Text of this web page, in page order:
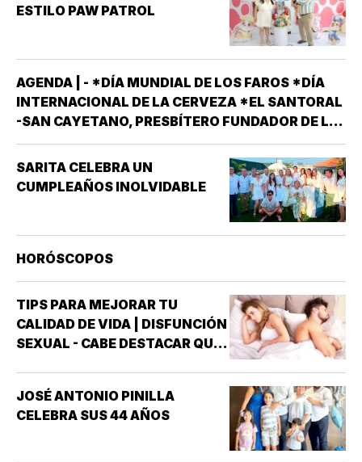
ESTILO PAW PATROL
AGENDA | - *DÍA MUNDIAL DE LOS FAROS *DÍA
INTERNACIONAL DE LA CERVEZA *EL SANTORAL
-SAN CAYETANO, PRESBÍTERO FUNDADOR DE LA
ORDEN DE LOS TEATINOS. SANTOS Y MÁRTIRES
SIXTO II PAPA MÁRTIR Y SUS DISCÍPULOS
FELICÍSIMO Y AGAPITO. SAN MIGUEL DE LA
SARITA CELEBRA UN
CUMPLEAÑOS INOLVIDABLE
HORÓSCOPOS
TIPS PARA MEJORAR TU
CALIDAD DE VIDA | DISFUNCIÓN
SEXUAL - CABE DESTACAR QUE
INTERÉS HA GENERADO PARA
LA INVESTIGACIÓN DE NUEVOS
JOSÉ ANTONIO PINILLA
CELEBRA SUS 44 AÑOS